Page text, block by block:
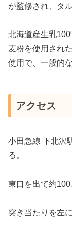
が監修され、タ
北海道産生乳
麦粉を使用され
使用で、一般的
アクセス
小田急線 下北沢
る。
東口を出て約100
突き当たりを左